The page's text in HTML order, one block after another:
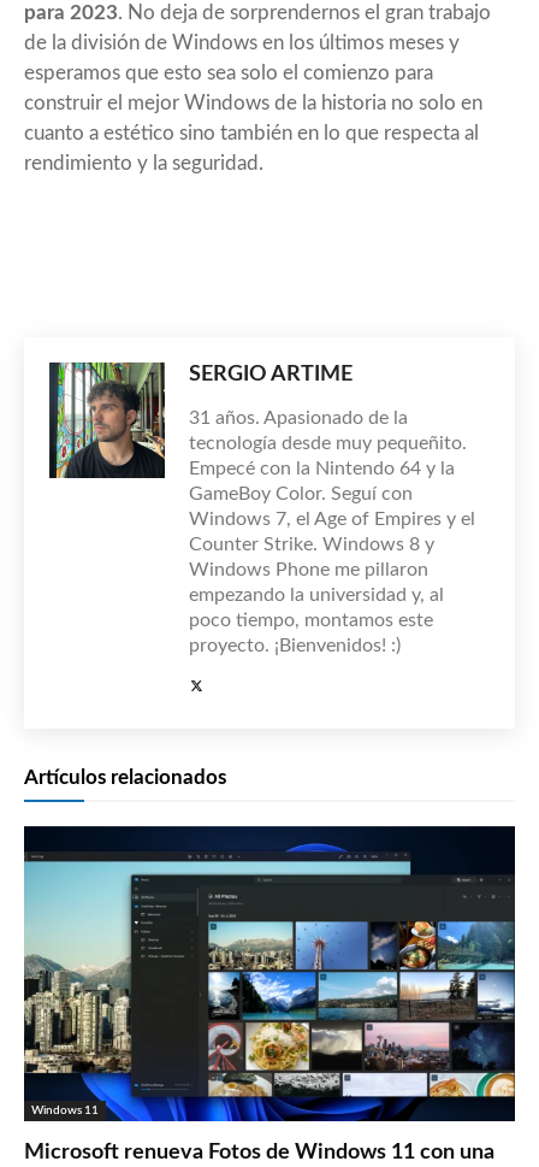
para 2023. No deja de sorprendernos el gran trabajo
de la división de Windows en los últimos meses y
esperamos que esto sea solo el comienzo para
construir el mejor Windows de la historia no solo en
cuanto a estético sino también en lo que respecta al
rendimiento y la seguridad.
SERGIO ARTIME
31 años. Apasionado de la
tecnología desde muy pequeñito.
Empecé con la Nintendo 64 y la
GameBoy Color. Seguí con
Windows 7, el Age of Empires y el
Counter Strike. Windows 8 y
Windows Phone me pillaron
empezando la universidad y, al
poco tiempo, montamos este
proyecto. ¡Bienvenidos! :)
Artículos relacionados
Windows 11
Microsoft renueva Fotos de Windows 11 con una